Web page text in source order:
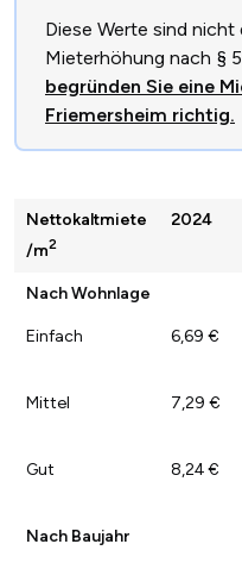
Diese Werte sind
Mieterhöhung nach §
begründen Sie eine
Friemersheim richtig.
Nettokaltmiete
/m2
2024
Nach Wohnlage
Einfach 6,69 €
Mittel 7,29 €
Gut 8,24 €
Nach Baujahr